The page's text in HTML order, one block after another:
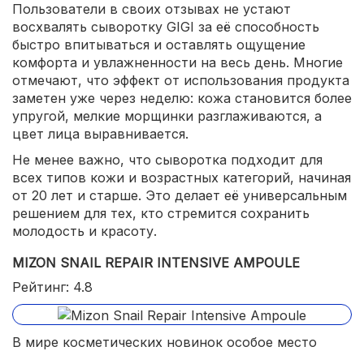
Пользователи в своих отзывах не устают
восхвалять сыворотку GIGI за её способность
быстро впитываться и оставлять ощущение
комфорта и увлажненности на весь день. Многие
отмечают, что эффект от использования продукта
заметен уже через неделю: кожа становится более
упругой, мелкие морщинки разглаживаются, а
цвет лица выравнивается.
Не менее важно, что сыворотка подходит для
всех типов кожи и возрастных категорий, начиная
от 20 лет и старше. Это делает её универсальным
решением для тех, кто стремится сохранить
молодость и красоту.
MIZON SNAIL REPAIR INTENSIVE AMPOULE
Рейтинг: 4.8
В мире косметических новинок особое место